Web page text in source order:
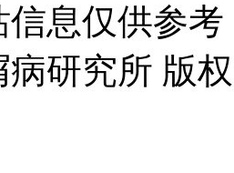
信息仅供参
研究所 版